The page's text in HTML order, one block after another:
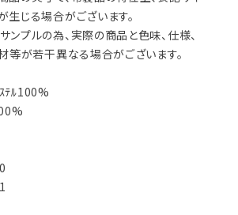
生じる場合がございます。
プルの為、実際の商品と色味、仕様、
等が若干異なる場合がございます。
ﾃﾙ100%